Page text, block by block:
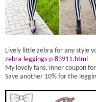
Lively little zebra for any style
zebra-leggings-p-83911.html
My lovely fans, inner coupon
Save another 10% for the